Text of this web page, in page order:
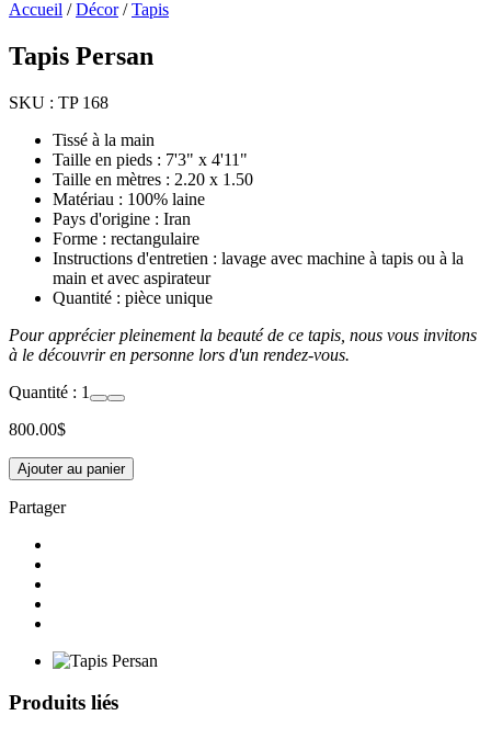
Accueil /Décor/Tapis
Tapis Persan
SKU : TP 168
Tissé à la main
Taille en pieds : 7'3" x 4'11"
Taille en mètres : 2.20 x 1.50
Matériau : 100% laine
Pays d'origine : Iran
Forme : rectangulaire
Instructions d'entretien : lavage avec machine à tapis ou à la
main et avec aspirateur
Quantité : pièce unique
Pour apprécier pleinement la beauté de ce tapis, nous vous invitons
à le découvrir en personne lors d'un rendez-vous.
Quantité : 1
800.00$
Ajouter au panier
Partager
Produits liés